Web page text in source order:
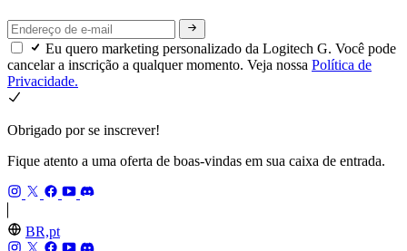
Eu quero marketing personalizado da Logitech G. Você pode
cancelar a inscrição a qualquer momento. Veja nossa Política de
Privacidade.
Obrigado por se inscrever!
Fique atento a uma oferta de boas-vindas em sua caixa de entrada.
BR,pt